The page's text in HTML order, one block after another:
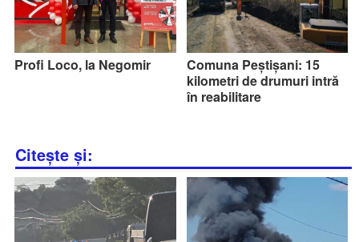
Profi Loco, la Negomir
Comuna Peștișani: 15
kilometri de drumuri intră
în reabilitare
Citește și: